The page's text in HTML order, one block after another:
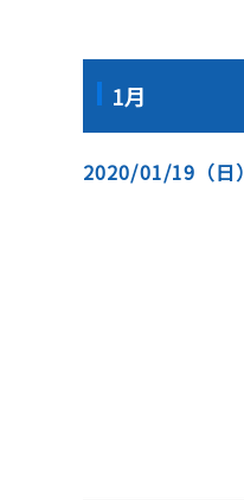
1月
2020/01/19（日）